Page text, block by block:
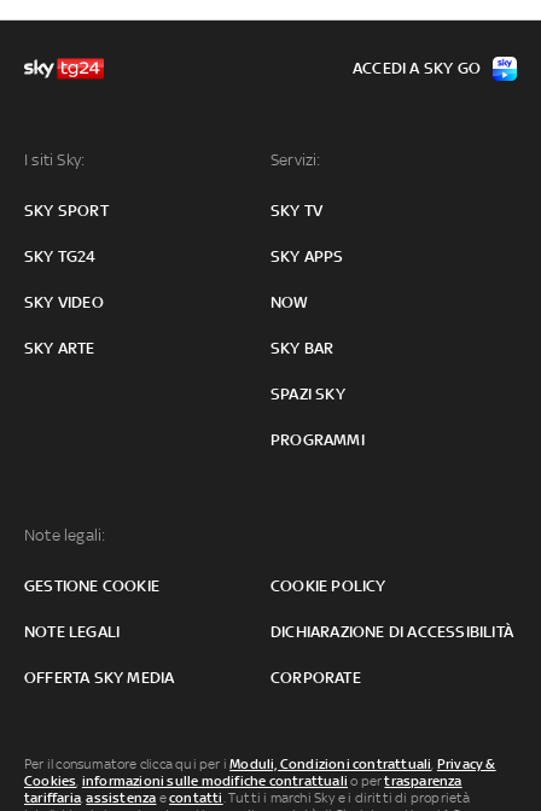
I siti Sky:
SKY SPORT
SKY TG24
SKY VIDEO
SKY ARTE
Servizi:
SKY TV
SKY APPS
NOW
SKY BAR
SPAZI SKY
PROGRAMMI
Note legali:
GESTIONE COOKIE COOKIE POLICY
NOTE LEGALI DICHIARAZIONE DI ACCESSIBILITÀ
OFFERTA SKY MEDIA CORPORATE
ACCEDI A SKY GO
Per il consumatore clicca qui per iModuli, Condizioni contrattuali, Privacy &
Cookies, informazioni sulle modifiche contrattuali o pertrasparenza
tariffaria,assistenza econtatti. Tutti i marchi Sky e i diritti di proprietà